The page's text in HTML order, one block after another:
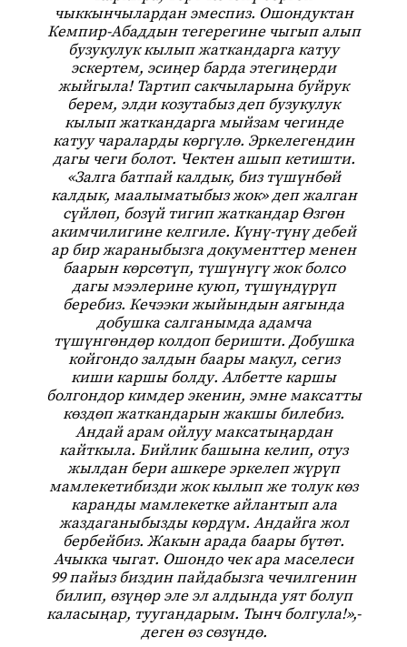
чыккынчылардан эмеспиз. Ошондуктан
Кемпир-Абаддын тегерегине чыгып алып
бузукулук кылып жаткандарга катуу
эскертем, эсиңер барда этегиңерди
жыйгыла! Тартип сакчыларына буйрук
берем, элди козутабыз деп бузукулук
кылып жаткандарга мыйзам чегинде
катуу чараларды көргүлө. Эркелегендин
дагы чеги болот. Чектен ашып кетишти.
«Залга батпай калдык, биз түшүнбөй
калдык, маалыматыбыз жок» деп жалган
сүйлөп, бозүй тигип жаткандар Өзгөн
акимчилигине келгиле. Күнү-түнү дебей
ар бир жараныбызга документтер менен
баарын көрсөтүп, түшүнүгү жок болсо
дагы мээлерине куюп, түшүндүрүп
беребиз. Кечээки жыйындын аягында
добушка салганымда адамча
түшүнгөндөр колдоп беришти. Добушка
койгондо залдын баары макул, сегиз
киши каршы болду. Албетте каршы
болгондор кимдер экенин, эмне максатты
көздөп жаткандарын жакшы билебиз.
Андай арам ойлуу максатыңардан
кайткыла. Бийлик башына келип, отуз
жылдан бери ашкере эркелеп жүрүп
мамлекетибизди жок кылып же толук көз
каранды мамлекетке айлантып ала
жаздаганыбызды көрдүм. Андайга жол
бербейбиз. Жакын арада баары бүтөт.
Ачыкка чыгат. Ошондо чек ара маселеси
99 пайыз биздин пайдабызга чечилгенин
билип, өзүңөр эле эл алдында уят болуп
каласыңар, туугандарым. Тынч болгула!»,-
деген өз сөзүндө.